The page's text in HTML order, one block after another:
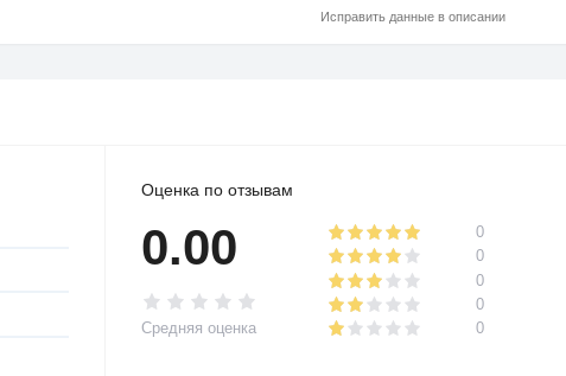
Исправить данные в описании
Оценка по отзывам
0.00
Средняя оценка
0
0
0
0
0